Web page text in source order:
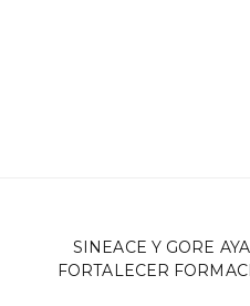
SINEACE Y GORE
FORTALECER